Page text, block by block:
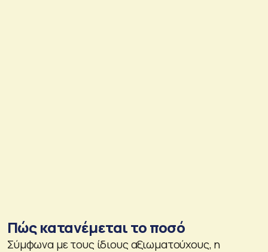
Πώς κατανέμεται το ποσό
Σύμφωνα με τους ίδιους αξιωματούχους, η